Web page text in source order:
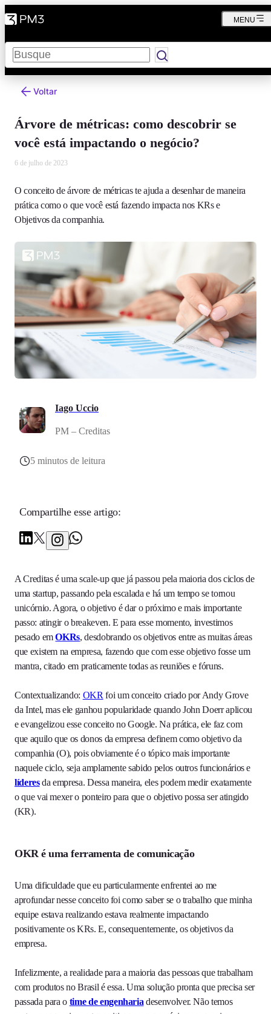
Pesquisar
MENU
Voltar
Iago Uccio
PM – Creditas
5 minutos de leitura
Compartilhe esse artigo:
Árvore de métricas: como descobrir se
você está impactando o negócio?
6 de julho de 2023
O conceito de árvore de métricas te ajuda a desenhar de maneira
prática como o que você está fazendo impacta nos KRs e
Objetivos da companhia.
A Creditas é uma scale-up que já passou pela maioria dos ciclos de
uma startup, passando pela escalada e há um tempo se tornou
unicórnio. Agora, o objetivo é dar o próximo e mais importante
passo: atingir o breakeven. E para esse momento, investimos
pesado emOKRs, desdobrando os objetivos entre as muitas áreas
que existem na empresa, fazendo que com esse objetivo fosse um
mantra, citado em praticamente todas as reuniões e fóruns.
Contextualizando: OKR foi um conceito criado por Andy Grove
da Intel, mas ele ganhou popularidade quando John Doerr aplicou
e evangelizou esse conceito no Google. Na prática, ele faz com
que aquilo que os donos da empresa definem como objetivo da
companhia (O), pois obviamente é o tópico mais importante
naquele ciclo, seja amplamente sabido pelos outros funcionários e
líderes da empresa. Dessa maneira, eles podem medir exatamente
o que vai mexer o ponteiro para que o objetivo possa ser atingido
(KR).
OKR é uma ferramenta de comunicação
Uma dificuldade que eu particularmente enfrentei ao me
aprofundar nesse conceito foi como saber se o trabalho que minha
equipe estava realizando estava realmente impactando
positivamente os KRs. E, consequentemente, os objetivos da
empresa.
Infelizmente, a realidade para a maioria das pessoas que trabalham
com produtos no Brasil é essa. Uma solução pronta que precisa ser
passada para o time de engenharia desenvolver. Não temos